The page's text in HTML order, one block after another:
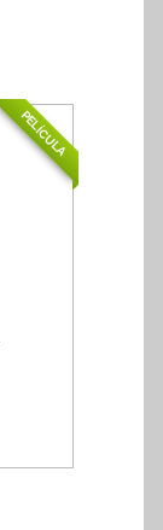
PELÍCULA